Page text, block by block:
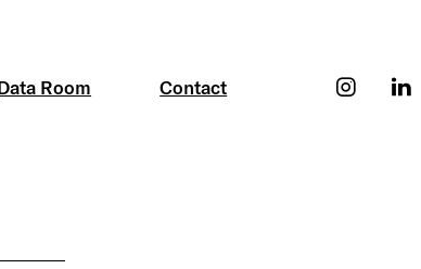
Room Contact